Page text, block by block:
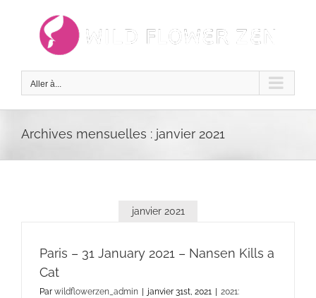
Aller à...
Archives mensuelles : janvier 2021
janvier 2021
Paris – 31 January 2021 – Nansen Kills a
Cat
Par wildflowerzen_admin | janvier 31st, 2021 | 2021: